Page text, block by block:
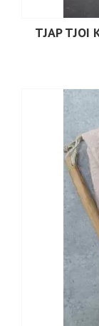
TJAP TJOI